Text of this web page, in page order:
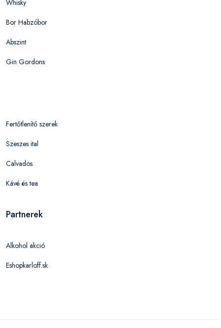
Whisky
Bor Habzóbor
Abszint
Gin Gordons
Fertőtlenítő szerek
Szeszes ital
Calvados
Kávé és tea
Partnerek
Alkohol akció
Eshopkarloff.sk